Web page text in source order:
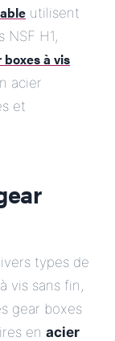
utilisent
H1,
à vis
acier
et
types de
vis sans fin,
gear boxes
en acier